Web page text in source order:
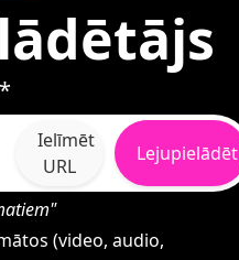
Ielīmēt
URL
Lejupielādēt
(video, audio,